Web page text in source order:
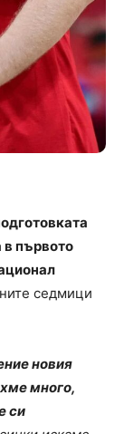
в първото
седмици
новия
много,
си